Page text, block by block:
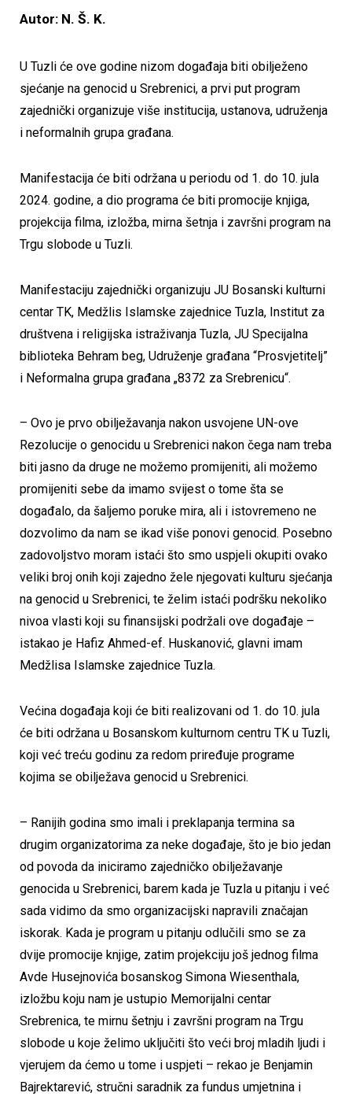
Autor: N. Š. K.
U Tuzli će ove godine nizom događaja biti obilježeno
sjećanje na genocid u Srebrenici, a prvi put program
zajednički organizuje više institucija, ustanova, udruženja
i neformalnih grupa građana.
Manifestacija će biti održana u periodu od 1. do 10. jula
2024. godine, a dio programa će biti promocije knjiga,
projekcija filma, izložba, mirna šetnja i završni program na
Trgu slobode u Tuzli.
Manifestaciju zajednički organizuju JU Bosanski kulturni
centar TK, Medžlis Islamske zajednice Tuzla, Institut za
društvena i religijska istraživanja Tuzla, JU Specijalna
biblioteka Behram beg, Udruženje građana “Prosvjetitelj”
i Neformalna grupa građana „8372 za Srebrenicu“.
– Ovo je prvo obilježavanja nakon usvojene UN-ove
Rezolucije o genocidu u Srebrenici nakon čega nam treba
biti jasno da druge ne možemo promijeniti, ali možemo
promijeniti sebe da imamo svijest o tome šta se
događalo, da šaljemo poruke mira, ali i istovremeno ne
dozvolimo da nam se ikad više ponovi genocid. Posebno
zadovoljstvo moram istaći što smo uspjeli okupiti ovako
veliki broj onih koji zajedno žele njegovati kulturu sjećanja
na genocid u Srebrenici, te želim istaći podršku nekoliko
nivoa vlasti koji su finansijski podržali ove događaje –
istakao je Hafiz Ahmed-ef. Huskanović, glavni imam
Medžlisa Islamske zajednice Tuzla.
Većina događaja koji će biti realizovani od 1. do 10. jula
će biti održana u Bosanskom kulturnom centru TK u Tuzli,
koji već treću godinu za redom priređuje programe
kojima se obilježava genocid u Srebrenici.
– Ranijih godina smo imali i preklapanja termina sa
drugim organizatorima za neke događaje, što je bio jedan
od povoda da iniciramo zajedničko obilježavanje
genocida u Srebrenici, barem kada je Tuzla u pitanju i već
sada vidimo da smo organizacijski napravili značajan
iskorak. Kada je program u pitanju odlučili smo se za
dvije promocije knjige, zatim projekciju još jednog filma
Avde Husejnovića bosanskog Simona Wiesenthala,
izložbu koju nam je ustupio Memorijalni centar
Srebrenica, te mirnu šetnju i završni program na Trgu
slobode u koje želimo uključiti što veći broj mladih ljudi i
vjerujem da ćemo u tome i uspjeti – rekao je Benjamin
Bajrektarević, stručni saradnik za fundus umjetnina i